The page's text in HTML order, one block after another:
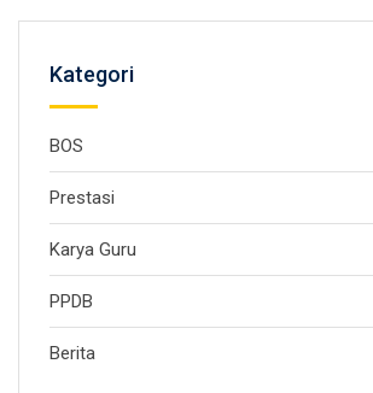
Kategori
BOS
Prestasi
Karya Guru
PPDB
Berita